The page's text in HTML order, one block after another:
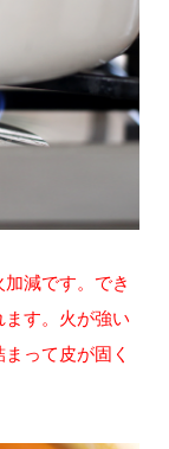
減です。でき
ます。火が強い
って皮が固く